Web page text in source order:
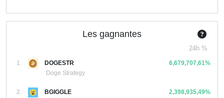
Les gagnantes
24h %
1.
DOGESTR
Doge Strategy
6,679,707,61%
2.
BGIGGLE
2,398,935,49%